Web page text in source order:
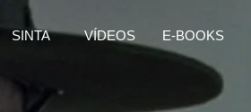
SINTA VÍDEOS E-BOOKS